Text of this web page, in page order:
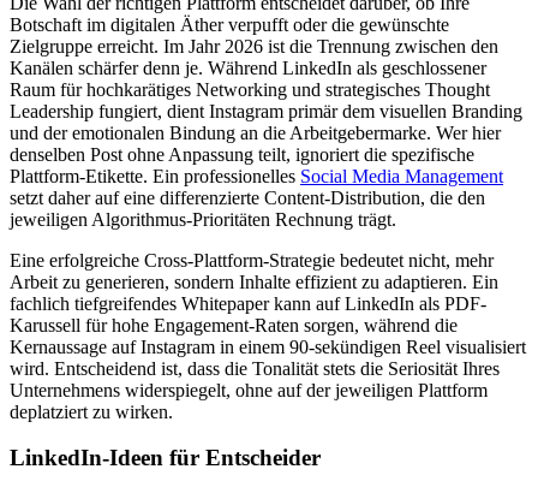
Botschaft im digitalen Äther verpufft oder die gewünschte
Zielgruppe erreicht. Im Jahr 2026 ist die Trennung zwischen den
Kanälen schärfer denn je. Während LinkedIn als geschlossener
Raum für hochkarätiges Networking und strategisches Thought
Leadership fungiert, dient Instagram primär dem visuellen Branding
und der emotionalen Bindung an die Arbeitgebermarke. Wer hier
denselben Post ohne Anpassung teilt, ignoriert die spezifische
Plattform-Etikette. Ein professionelles Social Media Management
setzt daher auf eine differenzierte Content-Distribution, die den
jeweiligen Algorithmus-Prioritäten Rechnung trägt.
Eine erfolgreiche Cross-Plattform-Strategie bedeutet nicht, mehr
Arbeit zu generieren, sondern Inhalte effizient zu adaptieren. Ein
fachlich tiefgreifendes Whitepaper kann auf LinkedIn als PDF-
Karussell für hohe Engagement-Raten sorgen, während die
Kernaussage auf Instagram in einem 90-sekündigen Reel visualisiert
wird. Entscheidend ist, dass die Tonalität stets die Seriosität Ihres
Unternehmens widerspiegelt, ohne auf der jeweiligen Plattform
deplatziert zu wirken.
LinkedIn-Ideen für Entscheider